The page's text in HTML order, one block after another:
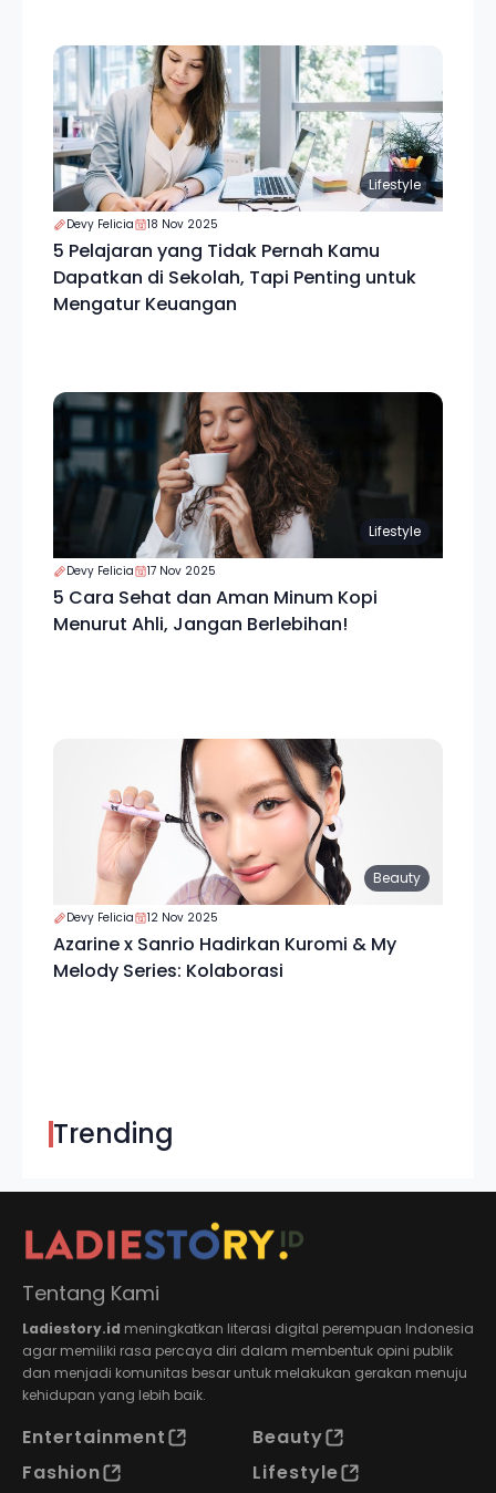
Lifestyle
Devy Felicia 18 Nov 2025
5 Pelajaran yang Tidak Pernah Kamu
Dapatkan di Sekolah, Tapi Penting untuk
Mengatur Keuangan
Lifestyle
Devy Felicia 17 Nov 2025
5 Cara Sehat dan Aman Minum Kopi
Menurut Ahli, Jangan Berlebihan!
Beauty
Devy Felicia 12 Nov 2025
Azarine x Sanrio Hadirkan Kuromi & My
Melody Series: Kolaborasi
Trending
Tentang Kami
Ladiestory.id meningkatkan literasi digital perempuan Indonesia
agar memiliki rasa percaya diri dalam membentuk opini publik
dan menjadi komunitas besar untuk melakukan gerakan menuju
kehidupan yang lebih baik.
Entertainment
Beauty
Fashion
Lifestyle